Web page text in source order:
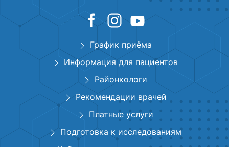
График приёма
Информация для пациентов
Районкологи
Рекомендации врачей
Платные услуги
Подготовка к исследованиям